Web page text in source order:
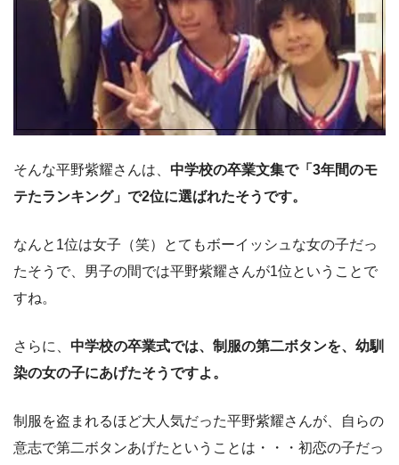
そんな平野紫耀さんは、 中学校の卒業文集で「3年間のモ
テたランキング」で2位に選ばれたそうです。
なんと1位は女子（笑）とてもボーイッシュな女の子だっ
たそうで、男子の間では平野紫耀さんが1位ということで
すね。
さらに、 中学校の卒業式では、制服の第二ボタンを、幼馴
染の女の子にあげたそうですよ。
制服を盗まれるほど大人気だった平野紫耀さんが、自らの
意志で第二ボタンあげたということは・・・初恋の子だっ